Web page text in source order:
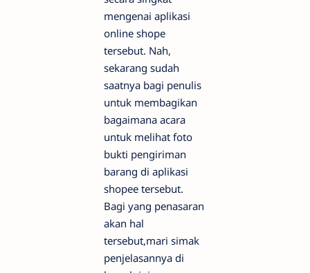
mengenai aplikasi
online shope
tersebut. Nah,
sekarang sudah
saatnya bagi penulis
untuk membagikan
bagaimana acara
untuk melihat foto
bukti pengiriman
barang di aplikasi
shopee tersebut.
Bagi yang penasaran
akan hal
tersebut,mari simak
penjelasannya di